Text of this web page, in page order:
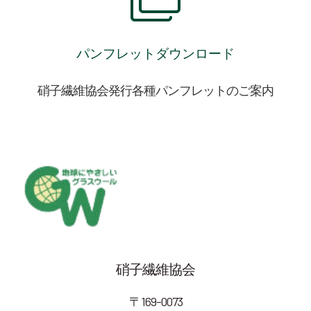
パンフレットダウンロード
硝子繊維協会発行各種パンフレットのご案内
硝子繊維協会
〒169-0073